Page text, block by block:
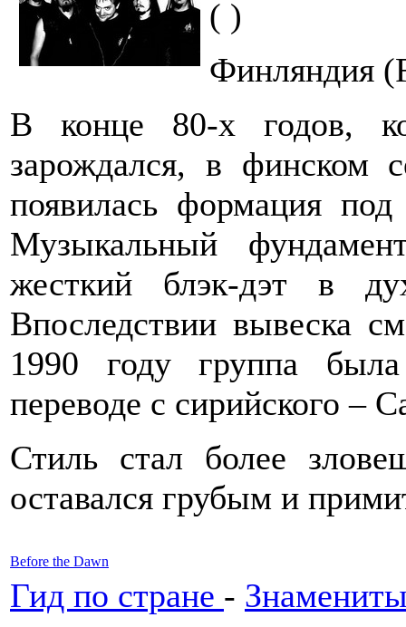
( )
Финляндия
В конце 80-х годов,
зарождался, в финском
появилась формация
Музыкальный
жесткий блэк-дэт в
Впоследствии вывеска
1990 году группа
переводе с сирийского –
Стиль стал более
оставался грубым и
Before the Dawn
Гид по стране -